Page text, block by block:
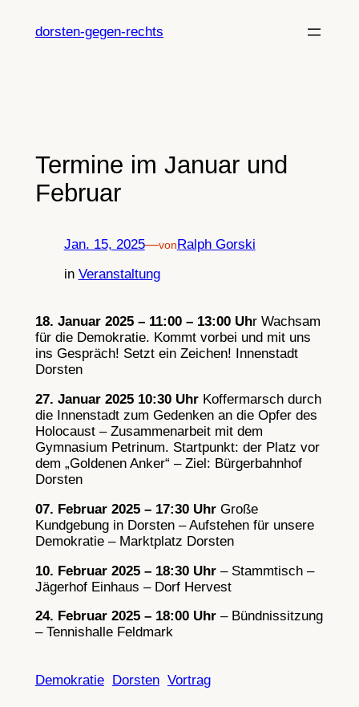
Inhaltdorsten-gegen-rechts
Termine im Januar und
Februar
Jan. 15, 2025—von Ralph Gorski
in Veranstaltung
18. Januar 2025 – 11:00 – 13:00 Uhr Wachsam
für die Demokratie. Kommt vorbei und mit uns
ins Gespräch! Setzt ein Zeichen! Innenstadt
Dorsten
27. Januar 2025 10:30 Uhr Koffermarsch durch
die Innenstadt zum Gedenken an die Opfer des
Holocaust – Zusammenarbeit mit dem
Gymnasium Petrinum. Startpunkt: der Platz vor
dem „Goldenen Anker“ – Ziel: Bürgerbahnhof
Dorsten
07. Februar 2025 – 17:30 Uhr Große
Kundgebung in Dorsten – Aufstehen für unsere
Demokratie – Marktplatz Dorsten
10. Februar 2025 – 18:30 Uhr– Stammtisch –
Jägerhof Einhaus – Dorf Hervest
24. Februar 2025 – 18:00 Uhr– Bündnissitzung
– Tennishalle Feldmark
Demokratie Dorsten Vortrag